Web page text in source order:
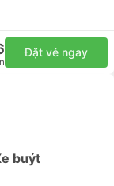
Đặt vé ngay
buýt